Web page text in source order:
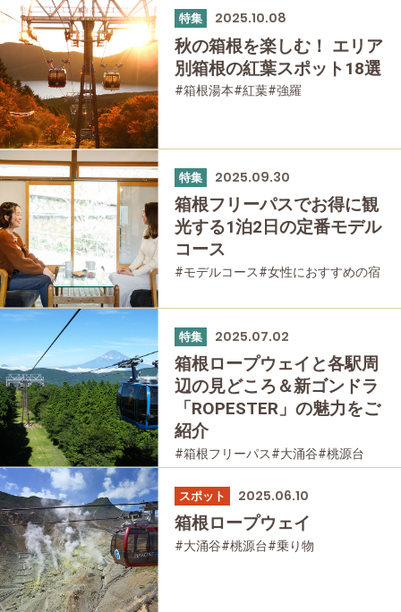
#強羅 #箱根フリーパス
#大涌谷
#家族で#友人グループで #宿泊
#グルメ#乗り物#公園・自然
#母と娘で
特集 2025.10.08
秋の箱根を楽しむ！ エリア
別箱根の紅葉スポット18選
#箱根湯本#紅葉#強羅
特集 2025.09.30
箱根フリーパスでお得に観
光する1泊2日の定番モデル
コース
#モデルコース#女性におすすめの宿
#お土産#箱根湯本#宮ノ下
#箱根フリーパス
#温泉
#公園・自然
特集 2025.07.02
箱根ロープウェイと各駅周
辺の見どころ＆新ゴンドラ
「ROPESTER」の魅力をご
紹介
#箱根フリーパス#大涌谷#桃源台
#家族で#友人グループで#乗り物
スポット 2025.06.10
箱根ロープウェイ
#大涌谷#桃源台#乗り物